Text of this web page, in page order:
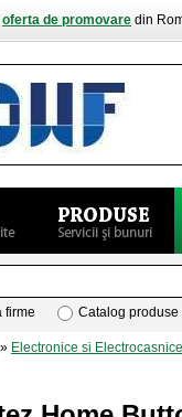
oferta de promovare din
firme Catalog produse
Electronice si Electrocasnice